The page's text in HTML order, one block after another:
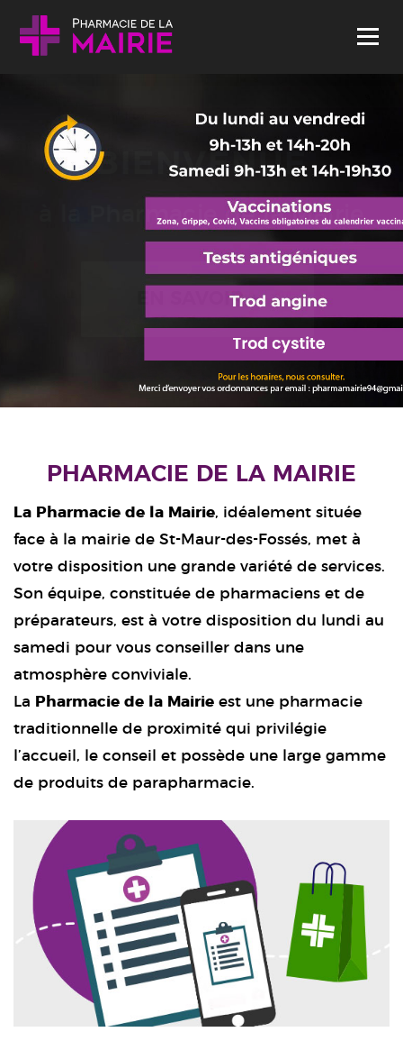
Skip to content
Menu
BIENVENUE
à la Pharmacie de la Mairie
EN SAVOIR +
PHARMACIE DE LA MAIRIE
La Pharmacie de la Mairie, idéalement située
face à la mairie de St-Maur-des-Fossés, met à
votre disposition une grande variété de services.
Son équipe, constituée de pharmaciens et de
préparateurs, est à votre disposition du lundi au
samedi pour vous conseiller dans une
atmosphère conviviale.
La
Pharmacie de la Mairie est une pharmacie
traditionnelle de proximité qui privilégie
l’accueil, le conseil et possède une large gamme
de produits de parapharmacie.